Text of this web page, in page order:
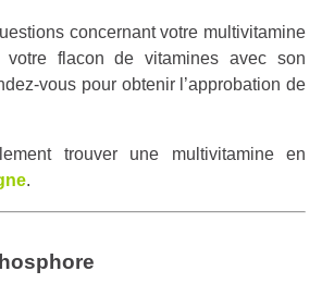
concernant votre multivitamine
votre flacon de vitamines avec son
vous pour obtenir l’approbation de
trouver une multivitamine en
.